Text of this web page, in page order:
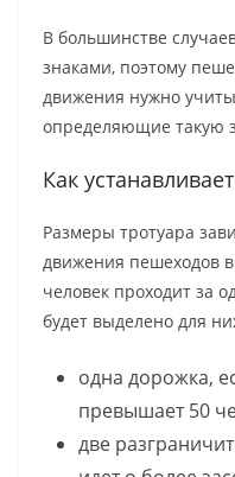
В большинстве
знаками, поэтому
движения нужно
определяющие такую
Как
Размеры тротуара
движения пешеходов
человек проходит за
будет выделено для
одна дорожка,
превышает 50
две